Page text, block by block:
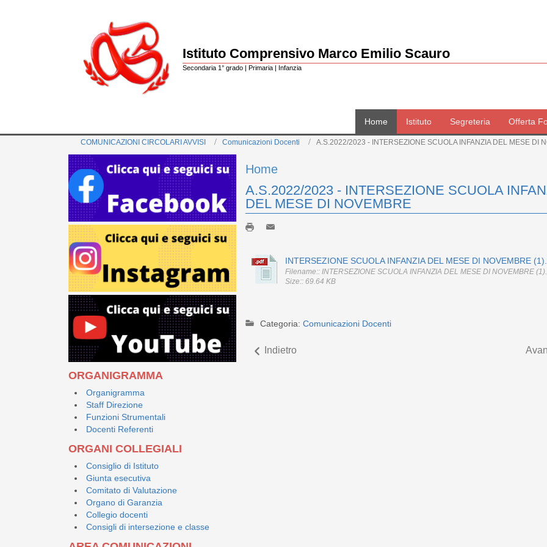
Istituto Comprensivo Marco Emilio Scauro
Secondaria 1° grado | Primaria | Infanzia
Home Istituto Segreteria Offerta
COMUNICAZIONI CIRCOLARI AVVISI Comunicazioni Docenti A.S.2022/2023 - INTERSEZIONE SCUOLA INFANZIA DEL MESE DI
ORGANIGRAMMA
Organigramma
Staff Direzione
Funzioni Strumentali
Docenti Referenti
ORGANI COLLEGIALI
Consiglio di Istituto
Giunta esecutiva
Comitato di Valutazione
Organo di Garanzia
Collegio docenti
Consigli di intersezione e classe
Home
A.S.2022/2023 - INTERSEZIONE SCUOLA
DEL MESE DI NOVEMBRE
INTERSEZIONE SCUOLA INFANZIA DEL MESE DI NOVEMBRE
Filename:: INTERSEZIONE SCUOLA INFANZIA DEL MESE DI NOVEMBRE
Size:: 69.64 KB
Categoria: Comunicazioni Docenti
Indietro